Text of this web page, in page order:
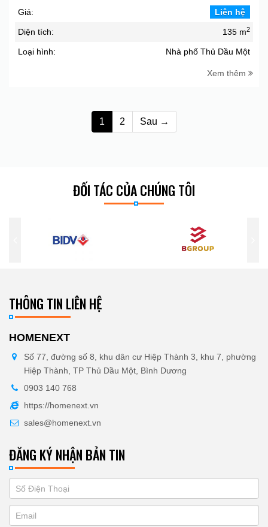
Giá:
Liên hệ
Diện tích: 135 m2
Loại hình: Nhà phố Thủ Dầu Một
Xem thêm
1 2 Sau →
ĐỐI TÁC CỦA CHÚNG TÔI
THÔNG TIN LIÊN HỆ
HOMENEXT
Số 77, đường số 8, khu dân cư Hiệp Thành 3, khu 7, phường
Hiệp Thành, TP Thủ Dầu Một, Bình Dương
0903 140 768
https://homenext.vn
sales@homenext.vn
ĐĂNG KÝ NHẬN BẢN TIN
ĐĂNG
KÝ
you
are